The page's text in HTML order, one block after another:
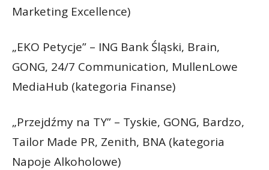
Marketing Excellence)
„EKO Petycje” – ING Bank Śląski, Brain,
GONG, 24/7 Communication, MullenLowe
MediaHub (kategoria Finanse)
„Przejdźmy na TY” – Tyskie, GONG, Bardzo,
Tailor Made PR, Zenith, BNA (kategoria
Napoje Alkoholowe)